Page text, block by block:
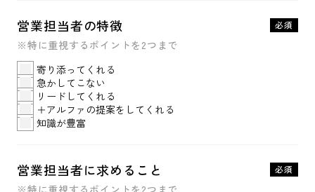
営業担当者の特徴 必須
※特に重視するポイントを2つまで
寄り添ってくれる
急かしてこない
リードしてくれる
＋アルファの提案をしてくれる
知識が豊富
営業担当者に求めること 必須
※特に重視するポイントを2つまで